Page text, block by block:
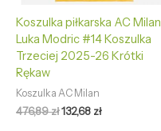
Koszulka piłkarska AC Milan
Luka Modric #14 Koszulka
Trzeciej 2025-26 Krótki
Rękaw
Koszulka AC Milan
476,89zł132,68 zł